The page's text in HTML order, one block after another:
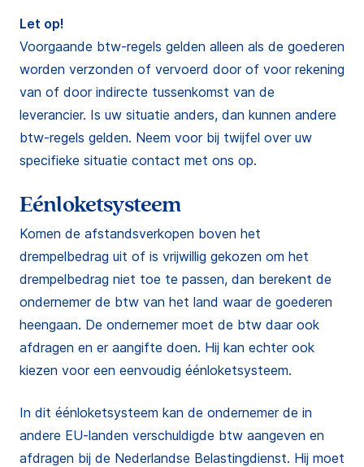
Let op!
Voorgaande btw-regels gelden alleen als de goederen
worden verzonden of vervoerd door of voor rekening
van of door indirecte tussenkomst van de
leverancier. Is uw situatie anders, dan kunnen andere
btw-regels gelden. Neem voor bij twijfel over uw
specifieke situatie contact met ons op.
Eénloketsysteem
Komen de afstandsverkopen boven het
drempelbedrag uit of is vrijwillig gekozen om het
drempelbedrag niet toe te passen, dan berekent de
ondernemer de btw van het land waar de goederen
heengaan. De ondernemer moet de btw daar ook
afdragen en er aangifte doen. Hij kan echter ook
kiezen voor een eenvoudig éénloketsysteem.
In dit éénloketsysteem kan de ondernemer de in
andere EU-landen verschuldigde btw aangeven en
afdragen bij de Nederlandse Belastingdienst. Hij moet